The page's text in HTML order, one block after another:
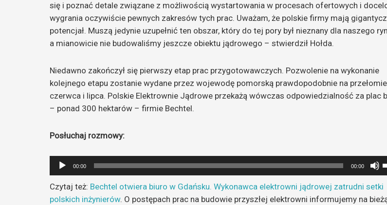
się i poznać detale związane z możliwością wystartowania w procesach ofertowych i
wygrania oczywiście pewnych zakresów tych prac. Uważam, że polskie firmy mają
potencjał. Muszą jedynie uzupełnić ten obszar, który do tej pory był nieznany dla naszego
a mianowicie nie budowaliśmy jeszcze obiektu jądrowego – stwierdził Hołda.
Niedawno zakończył się pierwszy etap prac przygotowawczych. Pozwolenie na wykonanie
kolejnego etapu zostanie wydane przez wojewodę pomorską prawdopodobnie na przełomie
czerwca i lipca. Polskie Elektrownie Jądrowe przekażą wówczas odpowiedzialność za plac
– ponad 300 hektarów – firmie Bechtel.
Posłuchaj rozmowy:
Odtwarzacz
plików
dźwiękowych
00:00 00:00
do
Czytaj też: Bechtel otwiera biuro w Gdańsku. Wykonawca elektrowni jądrowej zatrudni setki
polskich inżynierów. O postępach prac na budowie przyszłej elektrowni informujemy na